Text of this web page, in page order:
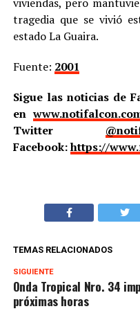
tragedia que se vivió
estado La Guaira.
Fuente: 2001
Sigue las noticias de
en
Twitter
Facebook:https://
TEMAS RELACIONADOS
SIGUIENTE
Onda Tropical Nro. 34
próximas horas